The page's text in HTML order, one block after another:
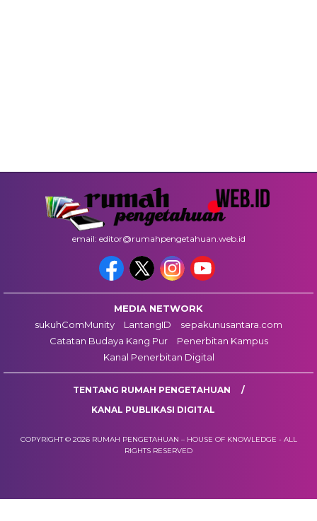
email: editor@rumahpengetahuan.web.id
MEDIA NETWORK
sukuhComMunity
LantangID
sepakunusantara.com
Catatan Budaya Kang Pur
Penerbitan Kampus
Kanal Penerbitan Digital
TENTANG RUMAH PENGETAHUAN
KANAL PUBLIKASI DIGITAL
COPYRIGHT © 2026 RUMAH PENGETAHUAN – HOUSE OF KNOWLEDGE - ALL
RIGHTS RESERVED